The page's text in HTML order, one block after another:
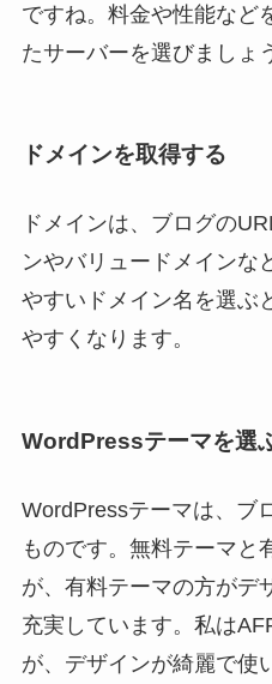
ですね。料金や性能など
たサーバーを選びましょ
ドメインを取得する
ドメインは、ブログの
ンやバリュードメインな
やすいドメイン名を選ぶ
やすくなります。
WordPressテーマを選
WordPressテーマは、ブ
ものです。無料テーマと
が、有料テーマの方がデ
充実しています。私は
が、デザインが綺麗で使